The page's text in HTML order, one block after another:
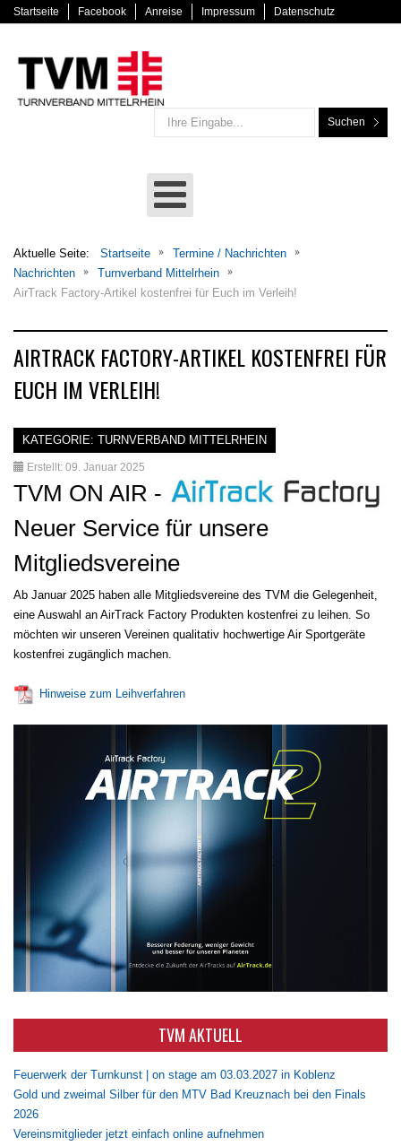
Startseite Facebook Anreise Impressum Datenschutz
Suchen
Aktuelle Seite: Startseite
Termine / Nachrichten
Nachrichten
Turnverband Mittelrhein
AirTrack Factory-Artikel kostenfrei für Euch im Verleih!
AIRTRACK FACTORY-ARTIKEL KOSTENFREI FÜR
EUCH IM VERLEIH!
KATEGORIE: TURNVERBAND MITTELRHEIN
Erstellt: 09. Januar 2025
TVM ON AIR -
Neuer Service für unsere
Mitgliedsvereine
Ab Januar 2025 haben alle Mitgliedsvereine des TVM die Gelegenheit,
eine Auswahl an AirTrack Factory Produkten kostenfrei zu leihen. So
möchten wir unseren Vereinen qualitativ hochwertige Air Sportgeräte
kostenfrei zugänglich machen.
Hinweise zum Leihverfahren
TVM AKTUELL
Feuerwerk der Turnkunst | on stage am 03.03.2027 in Koblenz
Gold und zweimal Silber für den MTV Bad Kreuznach bei den Finals
2026
Vereinsmitglieder jetzt einfach online aufnehmen